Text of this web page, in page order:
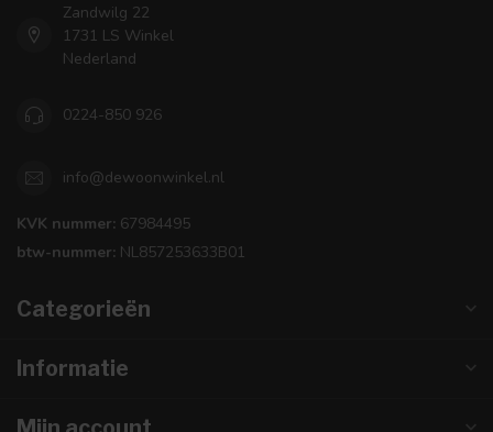
Zandwilg 22
1731 LS Winkel
Nederland
0224-850 926
info@dewoonwinkel.nl
KVK nummer: 67984495
btw-nummer: NL857253633B01
Categorieën
Informatie